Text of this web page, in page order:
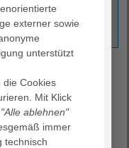
d)
Medizinischen
externer sowie
unterstützt
die Cookies
Mit Klick
"Alle ablehnen"
immer
technisch